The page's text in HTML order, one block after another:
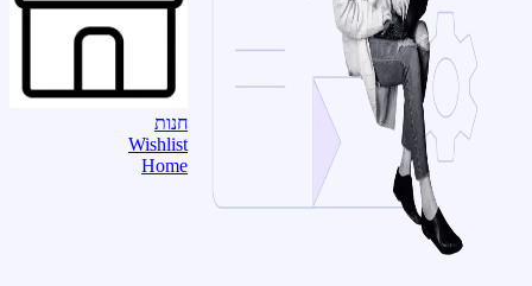
חנות
Wishlist
Home